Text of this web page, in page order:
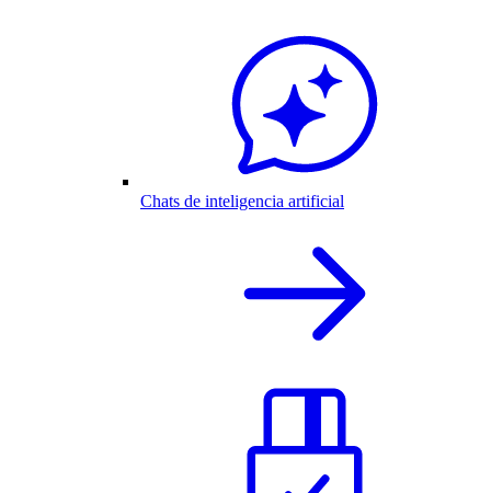
Chats de inteligencia artificial